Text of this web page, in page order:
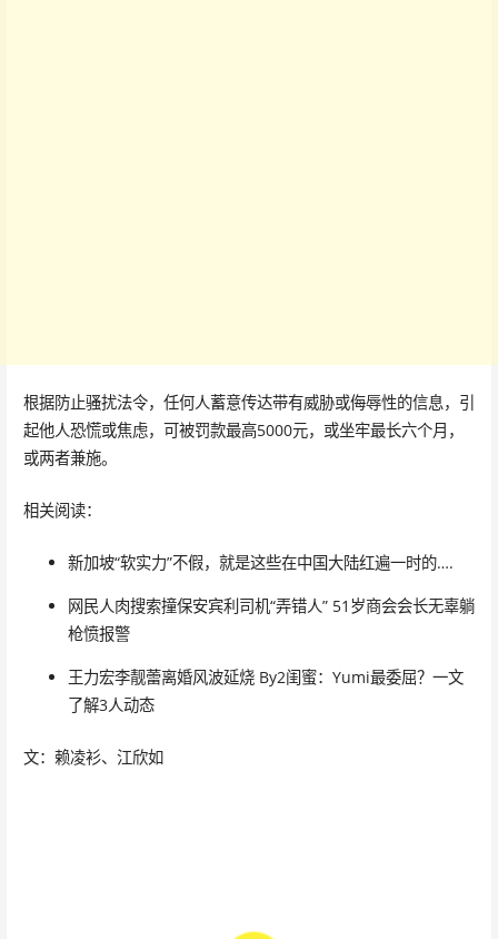
根据防止骚扰法令，任何人蓄意传达带有威胁或侮辱性的信息，引
起他人恐慌或焦虑，可被罚款最高5000元，或坐牢最长六个月，
或两者兼施。
相关阅读：
新加坡“软实力”不假，就是这些在中国大陆红遍一时的….
网民人肉搜索撞保安宾利司机“弄错人” 51岁商会会长无辜躺
枪愤报警
王力宏李靓蕾离婚风波延烧 By2闺蜜：Yumi最委屈？一文
了解3人动态
文：赖凌衫、江欣如